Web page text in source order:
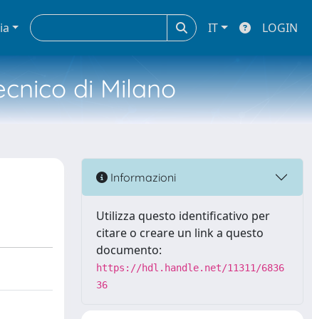
IT LOGIN
di Milano
Informazioni
Utilizza questo identificativo per
citare o creare un link a questo
documento:
https://hdl.handle.net/11311/6836
36